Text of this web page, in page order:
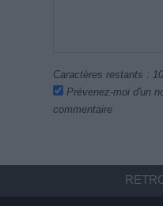
Caractères restants :
Prévenez-moi d'un
commentaire